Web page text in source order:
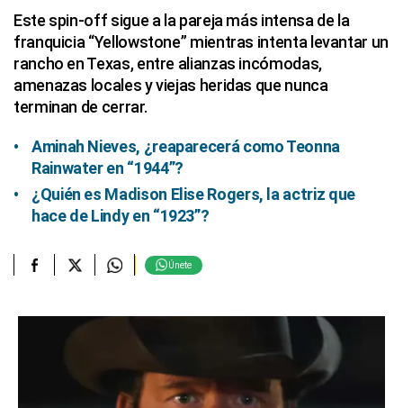
Este spin-off sigue a la pareja más intensa de la
franquicia “Yellowstone” mientras intenta levantar un
rancho en Texas, entre alianzas incómodas,
amenazas locales y viejas heridas que nunca
terminan de cerrar.
Aminah Nieves, ¿reaparecerá como Teonna
Rainwater en “1944”?
¿Quién es Madison Elise Rogers, la actriz que
hace de Lindy en “1923”?
Únete